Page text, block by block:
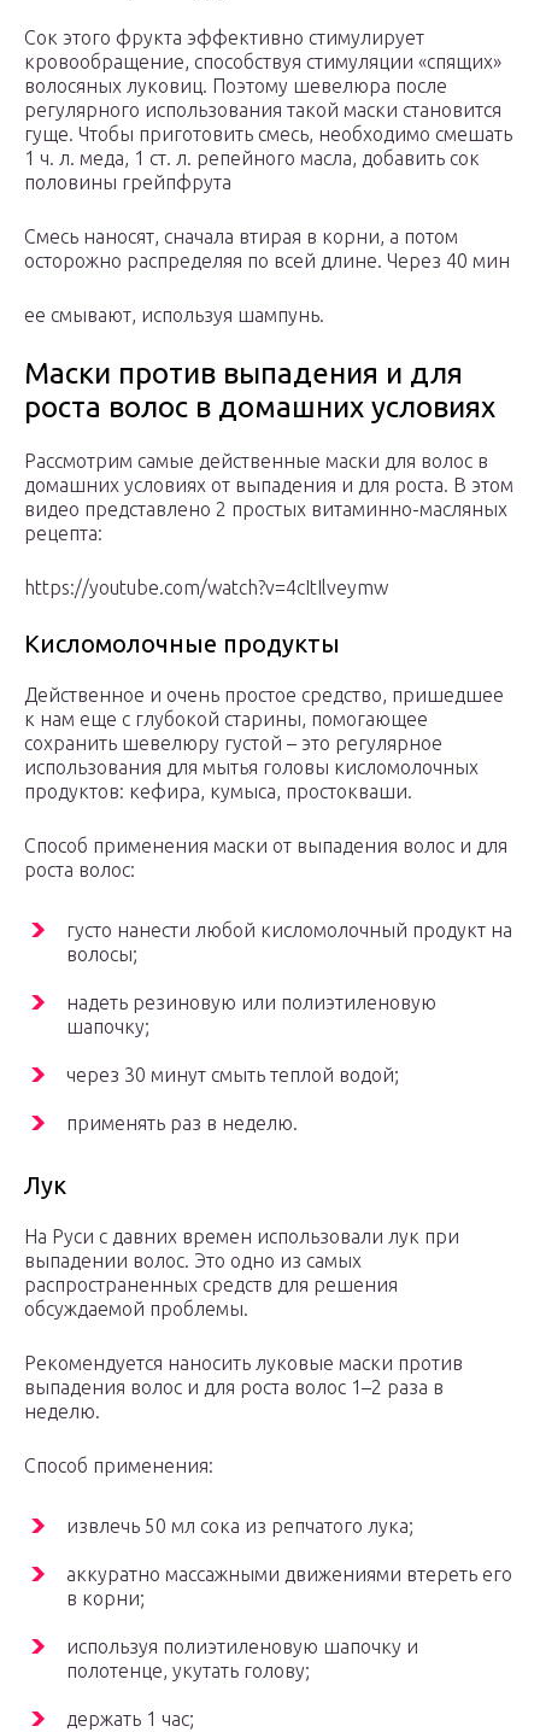
Сок этого фрукта эффективно стимулирует
кровообращение, способствуя стимуляции «спящих»
волосяных луковиц. Поэтому шевелюра после
регулярного использования такой маски становится
гуще. Чтобы приготовить смесь, необходимо смешать
1 ч. л. меда, 1 ст. л. репейного масла, добавить сок
половины грейпфрута
Смесь наносят, сначала втирая в корни, а потом
осторожно распределяя по всей длине. Через 40 мин
ее смывают, используя шампунь.
Маски против выпадения и для
роста волос в домашних условиях
Рассмотрим самые действенные маски для волос в
домашних условиях от выпадения и для роста. В этом
видео представлено 2 простых витаминно-масляных
рецепта:
https://youtube.com/watch?v=4cItIlveymw
Кисломолочные продукты
Действенное и очень простое средство, пришедшее
к нам еще с глубокой старины, помогающее
сохранить шевелюру густой – это регулярное
использования для мытья головы кисломолочных
продуктов: кефира, кумыса, простокваши.
Способ применения маски от выпадения волос и для
роста волос:
густо нанести любой кисломолочный продукт на
волосы;
надеть резиновую или полиэтиленовую
шапочку;
через 30 минут смыть теплой водой;
применять раз в неделю.
Лук
На Руси с давних времен использовали лук при
выпадении волос. Это одно из самых
распространенных средств для решения
обсуждаемой проблемы.
Рекомендуется наносить луковые маски против
выпадения волос и для роста волос 1–2 раза в
неделю.
Способ применения:
извлечь 50 мл сока из репчатого лука;
аккуратно массажными движениями втереть его
в корни;
используя полиэтиленовую шапочку и
полотенце, укутать голову;
держать 1 час;